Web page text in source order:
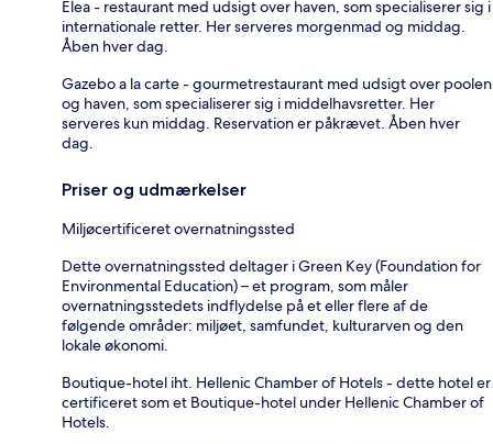
Elea - restaurant med udsigt over haven, som specialiserer sig i
internationale retter. Her serveres morgenmad og middag.
Åben hver dag.
Gazebo a la carte - gourmetrestaurant med udsigt over poolen
og haven, som specialiserer sig i middelhavsretter. Her
serveres kun middag. Reservation er påkrævet. Åben hver
dag.
Priser og udmærkelser
Miljøcertificeret overnatningssted
Dette overnatningssted deltager i Green Key (Foundation for
Environmental Education) – et program, som måler
overnatningsstedets indflydelse på et eller flere af de
følgende områder: miljøet, samfundet, kulturarven og den
lokale økonomi.
Boutique-hotel iht. Hellenic Chamber of Hotels - dette hotel er
certificeret som et Boutique-hotel under Hellenic Chamber of
Hotels.